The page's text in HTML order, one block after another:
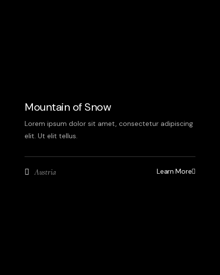
Mountain of Snow
Lorem ipsum dolor sit amet, consectetur adipiscing
elit. Ut elit tellus.
Austria Learn More